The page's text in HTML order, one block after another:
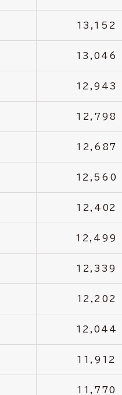
13,152
13,046
12,943
12,798
12,687
12,560
12,402
12,499
12,339
12,202
12,044
11,912
11,770